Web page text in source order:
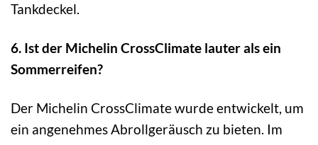
Tankdeckel.
6. Ist der Michelin CrossClimate lauter als ein
Sommerreifen?
Der Michelin CrossClimate wurde entwickelt, um
ein angenehmes Abrollgeräusch zu bieten. Im